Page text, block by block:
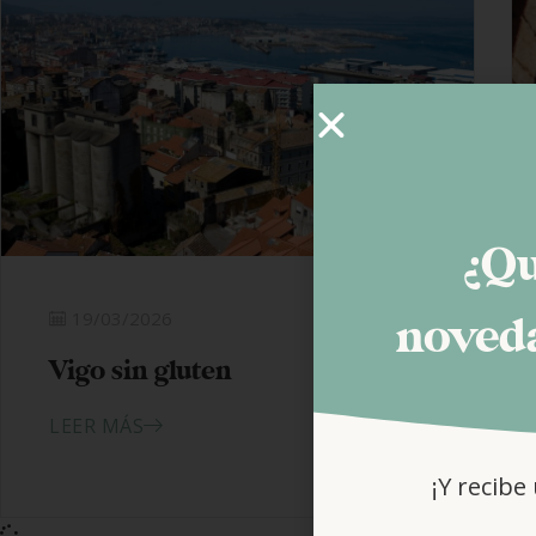
Vigo sin gluten
LEER MÁS
¡Y recibe